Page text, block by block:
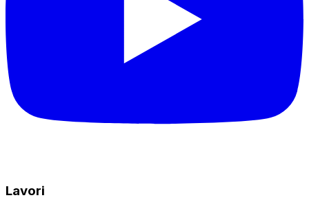
Lavori